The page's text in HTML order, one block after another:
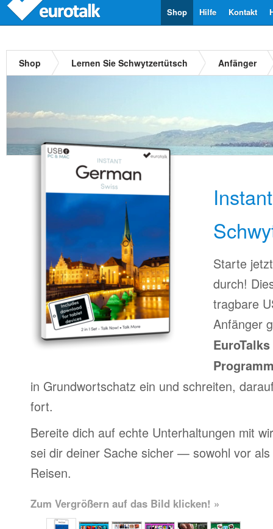
Kontakt
Hilfe
Shop
Shop Lernen Sie Schwytzertütsch Anfänger
Starte
durch!
tragbare
Anfänger
in Grundwortschatz ein und schreiten,
fort.
Bereite dich auf echte Unterhaltungen mit
sei dir deiner Sache sicher — sowohl vor
Reisen.
Zum Vergrößern auf das Bild klicken! »